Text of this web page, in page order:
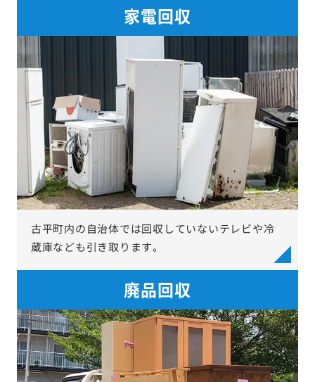
家電回収
古平町内の自治体では回収していないテレビや冷
蔵庫なども引き取ります。
廃品回収